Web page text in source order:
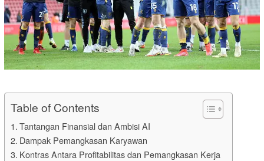
Table of Contents
Tantangan Finansial dan Ambisi AI
Dampak Pemangkasan Karyawan
Kontras Antara Profitabilitas dan Pemangkasan Kerja